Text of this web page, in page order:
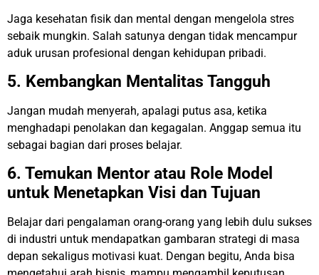
Jaga kesehatan fisik dan mental dengan mengelola stres
sebaik mungkin. Salah satunya dengan tidak mencampur
aduk urusan profesional dengan kehidupan pribadi.
5. Kembangkan Mentalitas Tangguh
Jangan mudah menyerah, apalagi putus asa, ketika
menghadapi penolakan dan kegagalan. Anggap semua itu
sebagai bagian dari proses belajar.
6. Temukan Mentor atau Role Model
untuk Menetapkan Visi dan Tujuan
Belajar dari pengalaman orang-orang yang lebih dulu sukses
di industri untuk mendapatkan gambaran strategi di masa
depan sekaligus motivasi kuat. Dengan begitu, Anda bisa